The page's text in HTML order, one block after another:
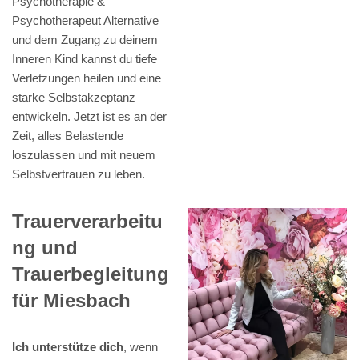
Psychotherapeut Alternative
und dem Zugang zu deinem
Inneren Kind kannst du tiefe
Verletzungen heilen und eine
starke Selbstakzeptanz
entwickeln. Jetzt ist es an der
Zeit, alles Belastende
loszulassen und mit neuem
Selbstvertrauen zu leben.
Trauerverarbeitu
ng und
Trauerbegleitung
für Miesbach
Ich unterstütze dich, wenn